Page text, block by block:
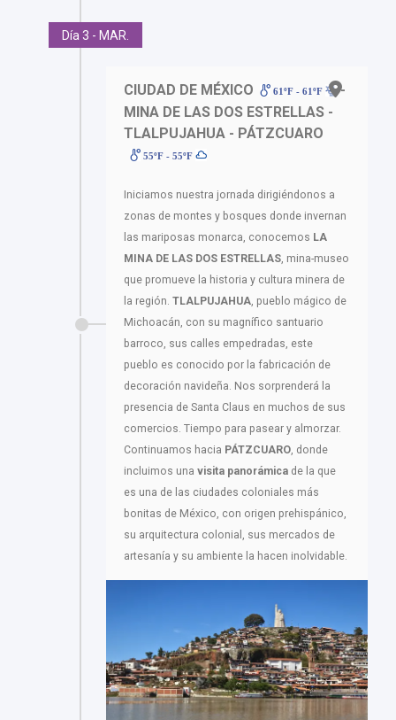
Día 3 - MAR.
CIUDAD DE MÉXICO 61ºF - 61ºF
-
MINA DE LAS DOS ESTRELLAS -
TLALPUJAHUA - PÁTZCUARO
55ºF - 55ºF
Iniciamos nuestra jornada dirigiéndonos a
zonas de montes y bosques donde invernan
las mariposas monarca, conocemos LA
MINA DE LAS DOS ESTRELLAS , mina-museo
que promueve la historia y cultura minera de
la región. TLALPUJAHUA , pueblo mágico de
Michoacán, con su magnífico santuario
barroco, sus calles empedradas, este
pueblo es conocido por la fabricación de
decoración navideña. Nos sorprenderá la
presencia de Santa Claus en muchos de sus
comercios. Tiempo para pasear y almorzar.
Continuamos hacia PÁTZCUARO , donde
incluimos una visita panorámica de la que
es una de las ciudades coloniales más
bonitas de México, con origen prehispánico,
su arquitectura colonial, sus mercados de
artesanía y su ambiente la hacen inolvidable.